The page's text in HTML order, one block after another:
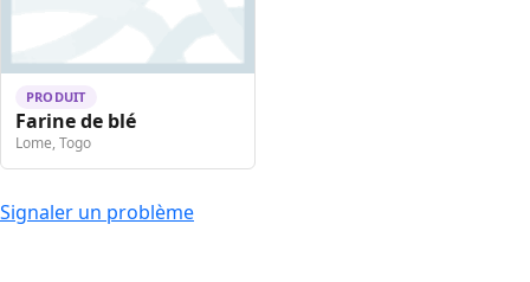
PRODUIT
Farine de blé
Lome, Togo
Signaler un problème